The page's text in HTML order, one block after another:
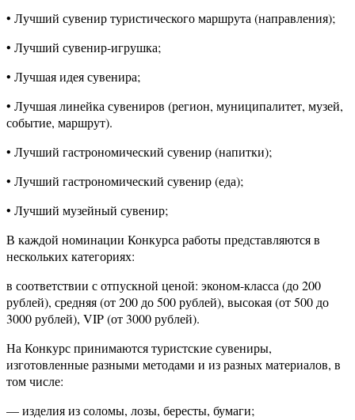
• Лучший сувенир туристического маршрута (направления);
• Лучший сувенир-игрушка;
• Лучшая идея сувенира;
• Лучшая линейка сувениров (регион, муниципалитет, музей,
событие, маршрут).
• Лучший гастрономический сувенир (напитки);
• Лучший гастрономический сувенир (еда);
• Лучший музейный сувенир;
В каждой номинации Конкурса работы представляются в
нескольких категориях:
в соответствии с отпускной ценой: эконом-класса (до 200
рублей), средняя (от 200 до 500 рублей), высокая (от 500 до
3000 рублей), VIP (от 3000 рублей).
На Конкурс принимаются туристские сувениры,
изготовленные разными методами и из разных материалов, в
том числе:
— изделия из соломы, лозы, бересты, бумаги;